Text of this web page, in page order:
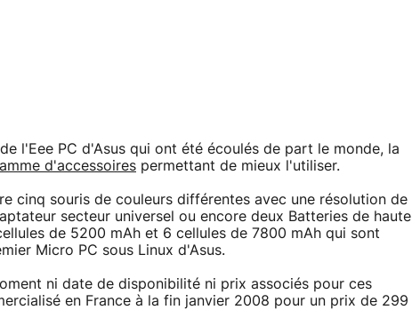
l'Eee PC d'Asus qui ont été écoulés de part le monde, la
d'accessoires permettant de mieux l'utiliser.
cinq souris de couleurs différentes avec une résolution de
secteur universel ou encore deux Batteries de haute
de 5200 mAh et 6 cellules de 7800 mAh qui sont
Micro PC sous Linux d'Asus.
ni date de disponibilité ni prix associés pour ces
en France à la fin janvier 2008 pour un prix de 299